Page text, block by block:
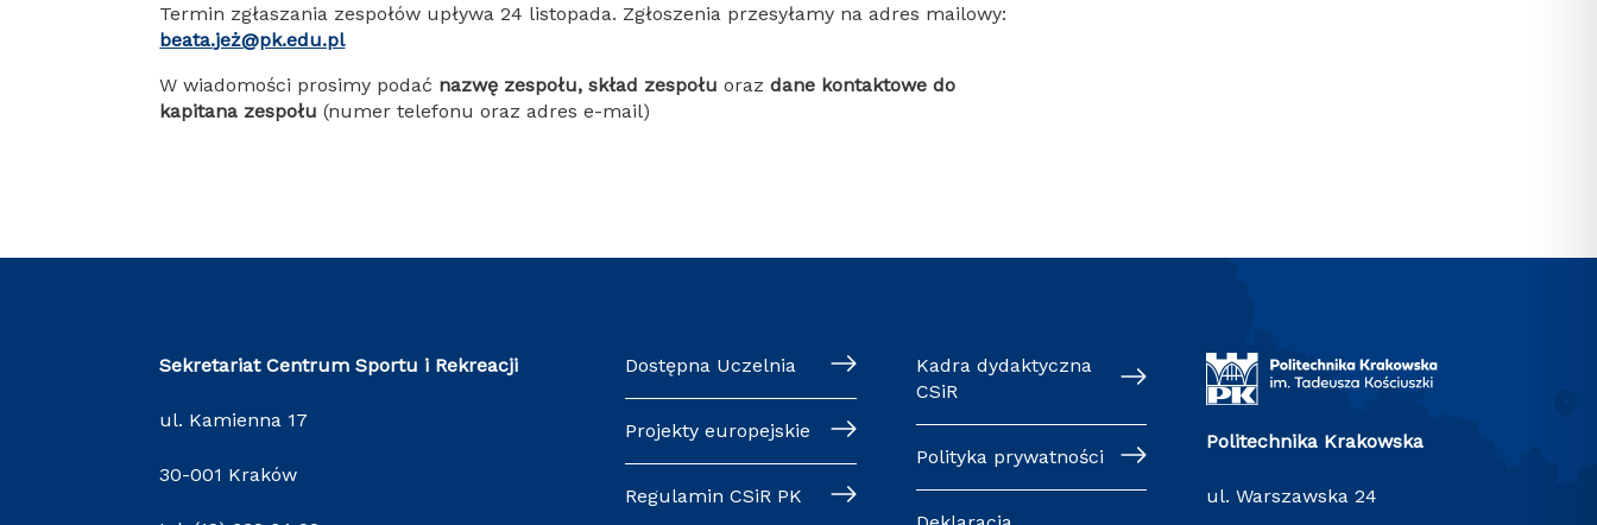
Termin zgłaszania zespołów upływa 24 listopada. Zgłoszenia przesyłamy na adres mailowy:
beata.jeż@pk.edu.pl
W wiadomości prosimy podać nazwę zespołu, skład zespołu orazdane kontaktowe do
kapitana zespołu (numer telefonu oraz adres e-mail)
Sekretariat Centrum Sportu i Rekreacji
ul. Kamienna 17
30-001 Kraków
Dostępna Uczelnia
Projekty europejskie
Regulamin CSiR PK
Kadra dydaktyczna
CSiR
Polityka prywatności
Politechnika Krakowska
ul. Warszawska 24